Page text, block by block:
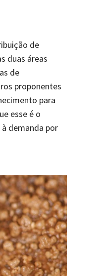
de
duas áreas
de
proponentes
para
esse é o
demanda por